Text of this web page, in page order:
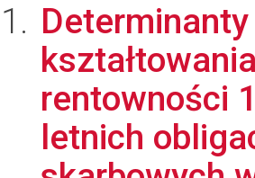
Determinanty
rentowności
letnich